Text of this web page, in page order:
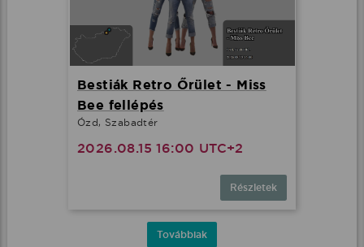
Bestiák Retro Őrület - Miss
Bee fellépés
Ózd, Szabadtér
2026.08.15 16:00 UTC+2
Részletek
Továbbiak